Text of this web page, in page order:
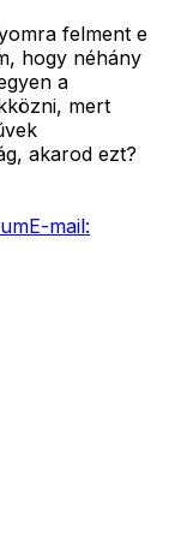
felment e
hogy néhány
a
mert
akarod ezt?
E-mail: